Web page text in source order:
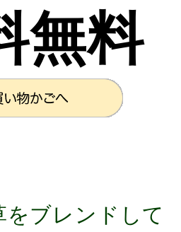
無料
をブレンドして